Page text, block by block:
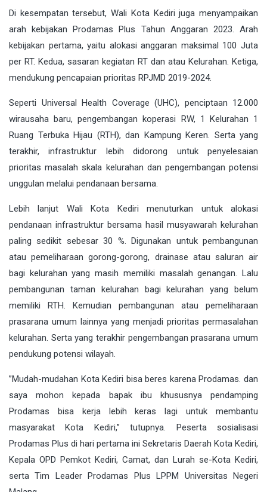
Di kesempatan tersebut, Wali Kota Kediri juga menyampaikan
arah kebijakan Prodamas Plus Tahun Anggaran 2023. Arah
kebijakan pertama, yaitu alokasi anggaran maksimal 100 Juta
per RT. Kedua, sasaran kegiatan RT dan atau Kelurahan. Ketiga,
mendukung pencapaian prioritas RPJMD 2019-2024.
Seperti Universal Health Coverage (UHC), penciptaan 12.000
wirausaha baru, pengembangan koperasi RW, 1 Kelurahan 1
Ruang Terbuka Hijau (RTH), dan Kampung Keren. Serta yang
terakhir, infrastruktur lebih didorong untuk penyelesaian
prioritas masalah skala kelurahan dan pengembangan potensi
unggulan melalui pendanaan bersama.
Lebih lanjut Wali Kota Kediri menuturkan untuk alokasi
pendanaan infrastruktur bersama hasil musyawarah kelurahan
paling sedikit sebesar 30 %. Digunakan untuk pembangunan
atau pemeliharaan gorong-gorong, drainase atau saluran air
bagi kelurahan yang masih memiliki masalah genangan. Lalu
pembangunan taman kelurahan bagi kelurahan yang belum
memiliki RTH. Kemudian pembangunan atau pemeliharaan
prasarana umum lainnya yang menjadi prioritas permasalahan
kelurahan. Serta yang terakhir pengembangan prasarana umum
pendukung potensi wilayah.
”Mudah-mudahan Kota Kediri bisa beres karena Prodamas. dan
saya mohon kepada bapak ibu khususnya pendamping
Prodamas bisa kerja lebih keras lagi untuk membantu
masyarakat Kota Kediri,” tutupnya. Peserta sosialisasi
Prodamas Plus di hari pertama ini Sekretaris Daerah Kota Kediri,
Kepala OPD Pemkot Kediri, Camat, dan Lurah se-Kota Kediri,
serta Tim Leader Prodamas Plus LPPM Universitas Negeri